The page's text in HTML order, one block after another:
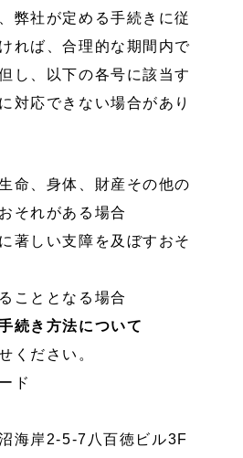
弊社が定める手続きに従
れば、合理的な期間内で
し、以下の各号に該当す
対応できない場合があり
命、身体、財産その他の
それがある場合
著しい支障を及ぼすおそ
こととなる場合
続き方法について
ください。
ド
海岸2-5-7八百徳ビル3F